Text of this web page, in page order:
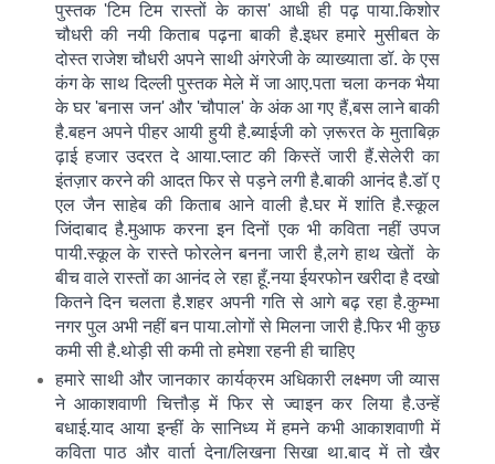
पुस्तक 'टिम टिम रास्तों के कास' आधी ही पढ़ पाया.किशोर
चौधरी की नयी किताब पढ़ना बाकी है.इधर हमारे मुसीबत के
दोस्त राजेश चौधरी अपने साथी अंगरेजी के व्याख्याता डॉ. के एस
कंग के साथ दिल्ली पुस्तक मेले में जा आए.पता चला कनक भैया
के घर 'बनास जन' और 'चौपाल' के अंक आ गए हैं,बस लाने बाकी
है.बहन अपने पीहर आयी हुयी है.ब्याईजी को ज़रूरत के मुताबिक़
ढ़ाई हजार उदरत दे आया.प्लाट की किस्तें जारी हैं.सेलेरी का
इंतज़ार करने की आदत फिर से पड़ने लगी है.बाकी आनंद है.डॉ ए
एल जैन साहेब की किताब आने वाली है.घर में शांति है.स्कूल
जिंदाबाद है.मुआफ करना इन दिनों एक भी कविता नहीं उपज
पायी.स्कूल के रास्ते फोरलेन बनना जारी है,लगे हाथ खेतों के
बीच वाले रास्तों का आनंद ले रहा हूँ.नया ईयरफोन खरीदा है दखो
कितने दिन चलता है.शहर अपनी गति से आगे बढ़ रहा है.कुम्भा
नगर पुल अभी नहीं बन पाया.लोगों से मिलना जारी है.फिर भी कुछ
कमी सी है.थोड़ी सी कमी तो हमेशा रहनी ही चाहिए
हमारे साथी और जानकार कार्यक्रम अधिकारी लक्ष्मण जी व्यास
ने आकाशवाणी चित्तौड़ में फिर से ज्वाइन कर लिया है.उन्हें
बधाई.याद आया इन्हीं के सानिध्य में हमने कभी आकाशवाणी में
कविता पाठ और वार्ता देना/लिखना सिखा था.बाद में तो खैर